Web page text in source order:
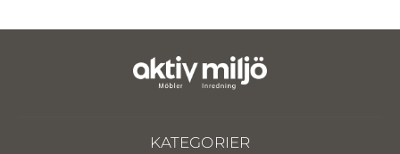
KATEGORIER